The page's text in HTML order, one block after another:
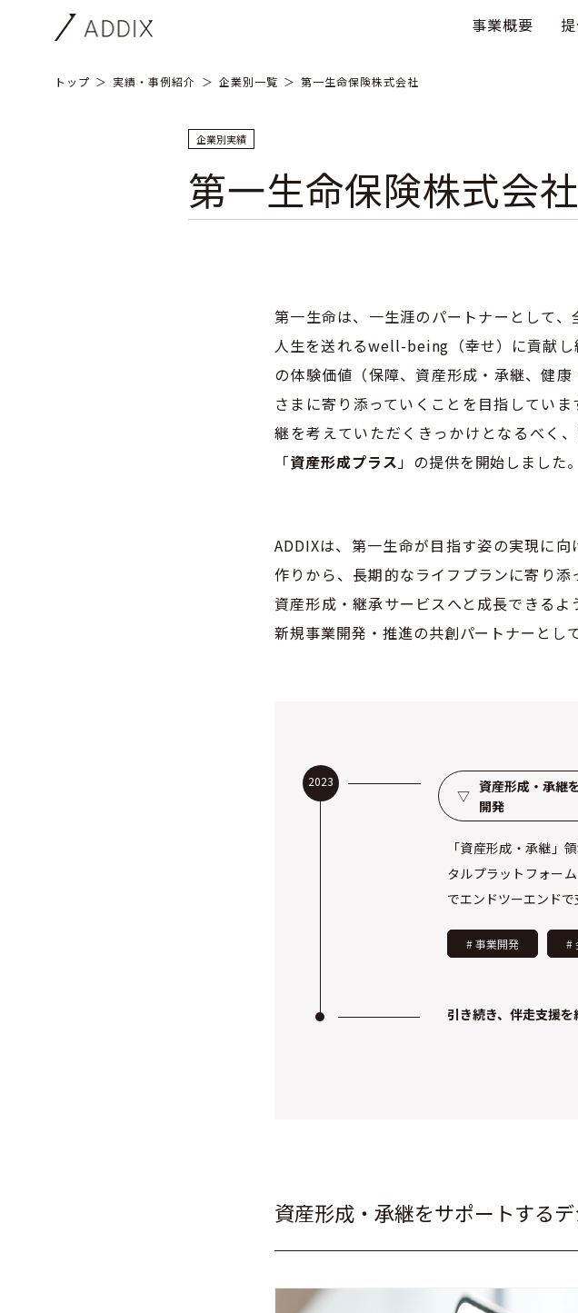
事業概要
トップ 実績・事例紹介 企業別一覧 第一生命保険株式会社
企業別実績
第一生命保険株式会社
第一生命は、一生涯のパートナーとして
人生を送れるwell-being（幸せ）に貢献し
の体験価値（保障、資産形成・承継、健
さまに寄り添っていくことを目指してい
継を考えていただくきっかけとなるべく、
「資産形成プラス」の提供を開始しました。
ADDIXは、第一生命が目指す姿の実現に
作りから、長期的なライフプランに寄り
資産形成・継承サービスへと成長できるよ
新規事業開発・ 推進の共創パートナーとし
2023
▽
資産形成・承継
開発
「資産形成・承継」
タルプラットフォー
でエンドツーエンドで
# 事業開発 #
引き続き、伴走支援を
資産形成・承継をサポートする